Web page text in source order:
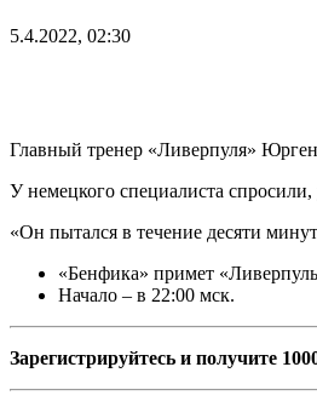
5.4.2022, 02:30
Главный тренер «Ливерпуля»
У немецкого специалиста
«Он пытался в течение десяти
«Бенфика» примет
Начало – в 22:00 мск.
Зарегистрируйтесь и получите